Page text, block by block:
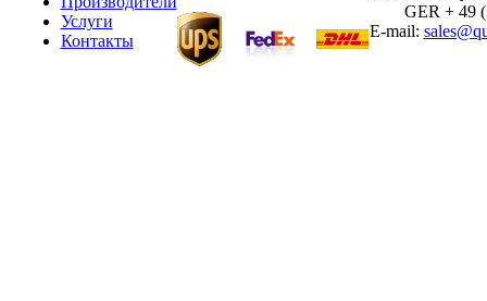
Услуги
Контакты
GER + 49
E-mail: